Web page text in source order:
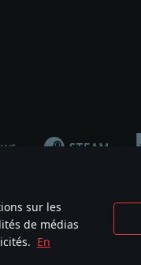
sur les
de médias
En
pas la participation au
are the property of their